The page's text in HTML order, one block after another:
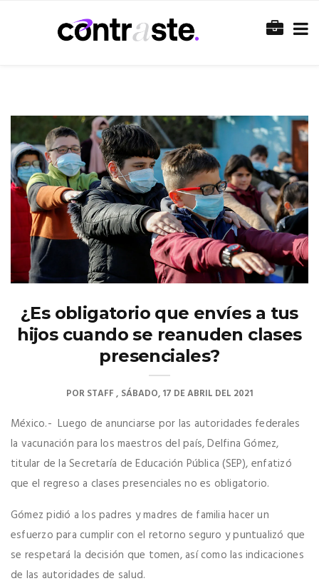
¿Es obligatorio que envíes a tus
hijos cuando se reanuden clases
presenciales?
PORSTAFF SÁBADO, 17 DE ABRIL DEL 2021
México.- Luego de anunciarse por las autoridades federales
la vacunación para los maestros del país, Delfina Gómez,
titular de la Secretaría de Educación Pública (SEP), enfatizó
que el regreso a clases presenciales no es obligatorio.
Gómez pidió a los padres y madres de familia hacer un
esfuerzo para cumplir con el retorno seguro y puntualizó que
se respetará la decisión que tomen, así como las indicaciones
de las autoridades de salud.